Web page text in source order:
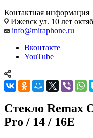
Контактная информация
Ижевск ул. 10 лет
info@miraphone.ru
Вконтакте
YouTube
Стекло Remax
Pro / 14 / 16E